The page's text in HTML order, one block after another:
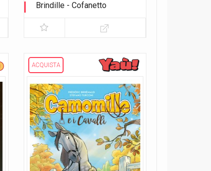
Brindille - Cofanetto
vol.2
ACQUISTA